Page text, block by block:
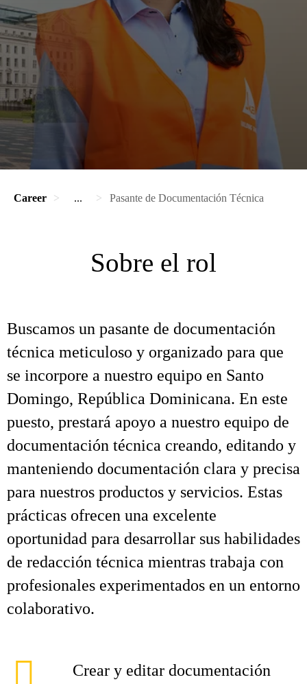
Career ... Pasante de Documentación Técnica
Sobre el rol
Buscamos un pasante de documentación
técnica meticuloso y organizado para que
se incorpore a nuestro equipo en Santo
Domingo, República Dominicana. En este
puesto, prestará apoyo a nuestro equipo de
documentación técnica creando, editando y
manteniendo documentación clara y precisa
para nuestros productos y servicios. Estas
prácticas ofrecen una excelente
oportunidad para desarrollar sus habilidades
de redacción técnica mientras trabaja con
profesionales experimentados en un entorno
colaborativo.
Crear y editar documentación